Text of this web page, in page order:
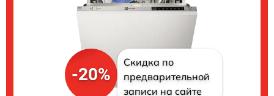
-20%
Скидка по
предварительной
записи на сайте